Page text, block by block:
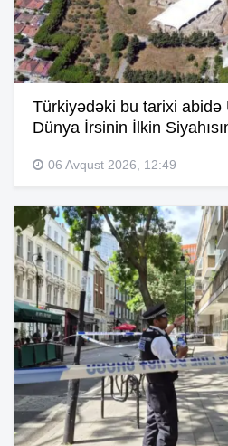
Türkiyədəki bu tarixi abidə
Dünya İrsinin İlkin
06 Avqust 2026, 12:49